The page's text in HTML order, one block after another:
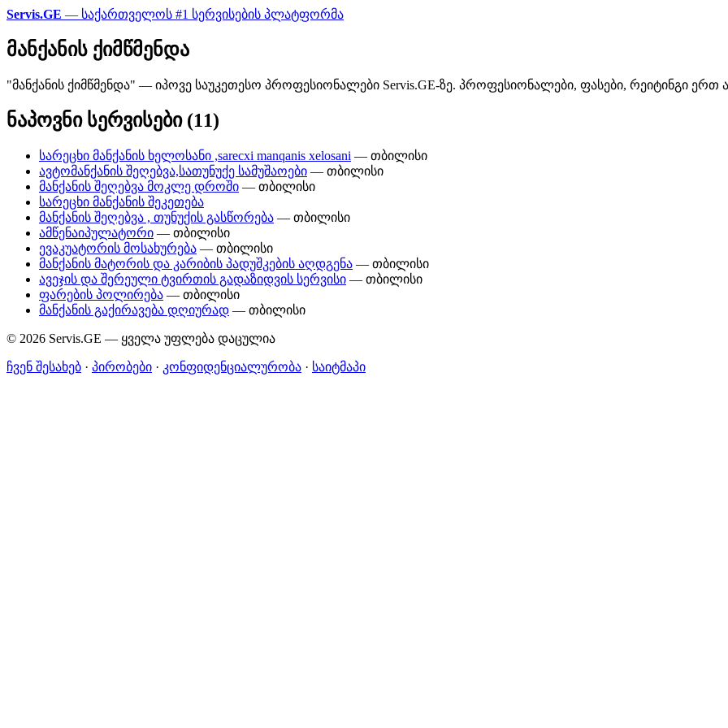
Servis.GE — საქართველოს #1 სერვისების პლატფორმა
მანქანის ქიმწმენდა
"მანქანის ქიმწმენდა" — იპოვე საუკეთესო პროფესიონალები Servis.GE-ზე. პროფესიონალები, ფასები, რეიტინგი ერთ
ნაპოვნი სერვისები (11)
სარეცხი მანქანის ხელოსანი ,sarecxi manqanis xelosani — თბილისი
ავტომანქანის შეღებვა,სათუნუქე სამუშაოები — თბილისი
მანქანის შეღებვა მოკლე დროში — თბილისი
სარეცხი მანქანის შეკეთება
მანქანის შეღებვა , თუნუქის გასწორება — თბილისი
ამწენაიპულატორი — თბილისი
ევაკუატორის მოსახურება — თბილისი
მანქანის მატორის და კარიბის პადუშკების აღდგენა — თბილისი
ავეჯის და შერეული ტვირთის გადაზიდვის სერვისი — თბილისი
ფარების პოლირება — თბილისი
მანქანის გაქირავება დღიურად — თბილისი
© 2026 Servis.GE — ყველა უფლება დაცულია
ჩვენ შესახებ · პირობები · კონფიდენციალურობა · საიტმაპი